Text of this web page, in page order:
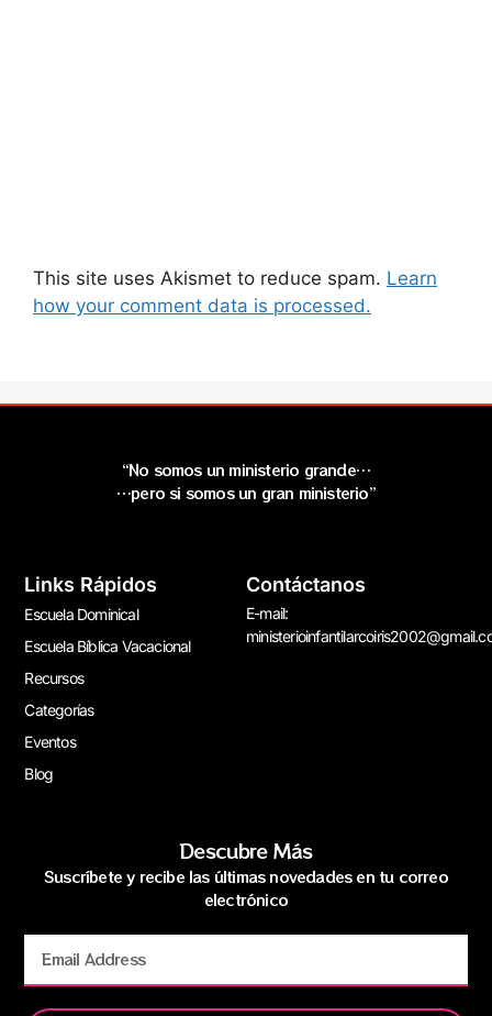
This site uses Akismet to reduce spam. Learn
how your comment data is processed.
“No somos un ministerio grande…
…pero si somos un gran ministerio”
Links Rápidos
Escuela Dominical
Escuela Bíblica Vacacional
Recursos
Categorías
Eventos
Blog
Contáctanos
E-mail:
Descubre Más
Suscríbete y recibe las últimas novedades en tu correo
electrónico